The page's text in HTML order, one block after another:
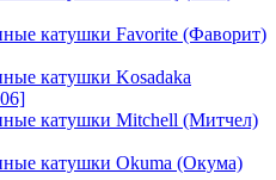
катушки Favorite (Фаворит)
катушки Kosadaka
катушки Mitchell (Митчел)
катушки Okuma (Окума)